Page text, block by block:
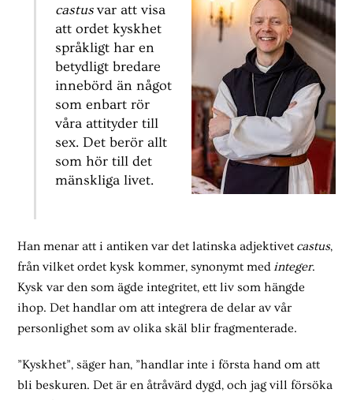
castus var att visa
att ordet kyskhet
språkligt har en
betydligt bredare
innebörd än något
som enbart rör
våra attityder till
sex. Det berör allt
som hör till det
mänskliga livet.
Han menar att i antiken var det latinska adjektivet castus,
från vilket ordet kysk kommer, synonymt medinteger.
Kysk var den som ägde integritet, ett liv som hängde
ihop. Det handlar om att integrera de delar av vår
personlighet som av olika skäl blir fragmenterade.
”Kyskhet”, säger han, ”handlar inte i första hand om att
bli beskuren. Det är en åtråvärd dygd, och jag vill försöka